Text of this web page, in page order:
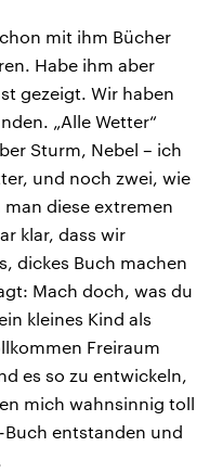
mit ihm Bücher
Habe ihm aber
gezeigt. Wir haben
„Alle Wetter“
Sturm, Nebel – ich
und noch zwei, wie
diese extremen
klar, dass wir
dickes Buch machen
Mach doch, was du
kleines Kind als
Freiraum
es so zu entwickeln,
mich wahnsinnig toll
entstanden und